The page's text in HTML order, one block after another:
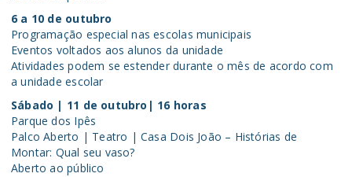
6 a 10 de outubro
Programação especial nas escolas municipais
Eventos voltados aos alunos da unidade
Atividades podem se estender durante o mês de acordo com
a unidade escolar
Sábado | 11 de outubro| 16 horas
Parque dos Ipês
Palco Aberto | Teatro | Casa Dois João – Histórias de
Montar: Qual seu vaso?
Aberto ao público